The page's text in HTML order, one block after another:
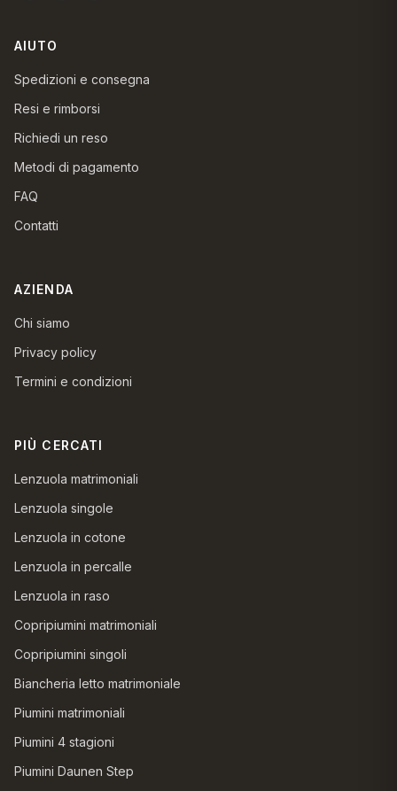
AIUTO
Spedizioni e consegna
Resi e rimborsi
Richiedi un reso
Metodi di pagamento
FAQ
Contatti
AZIENDA
Chi siamo
Privacy policy
Termini e condizioni
PIÙ CERCATI
Lenzuola matrimoniali
Lenzuola singole
Lenzuola in cotone
Lenzuola in percalle
Lenzuola in raso
Copripiumini matrimoniali
Copripiumini singoli
Biancheria letto matrimoniale
Piumini matrimoniali
Piumini 4 stagioni
Piumini Daunen Step